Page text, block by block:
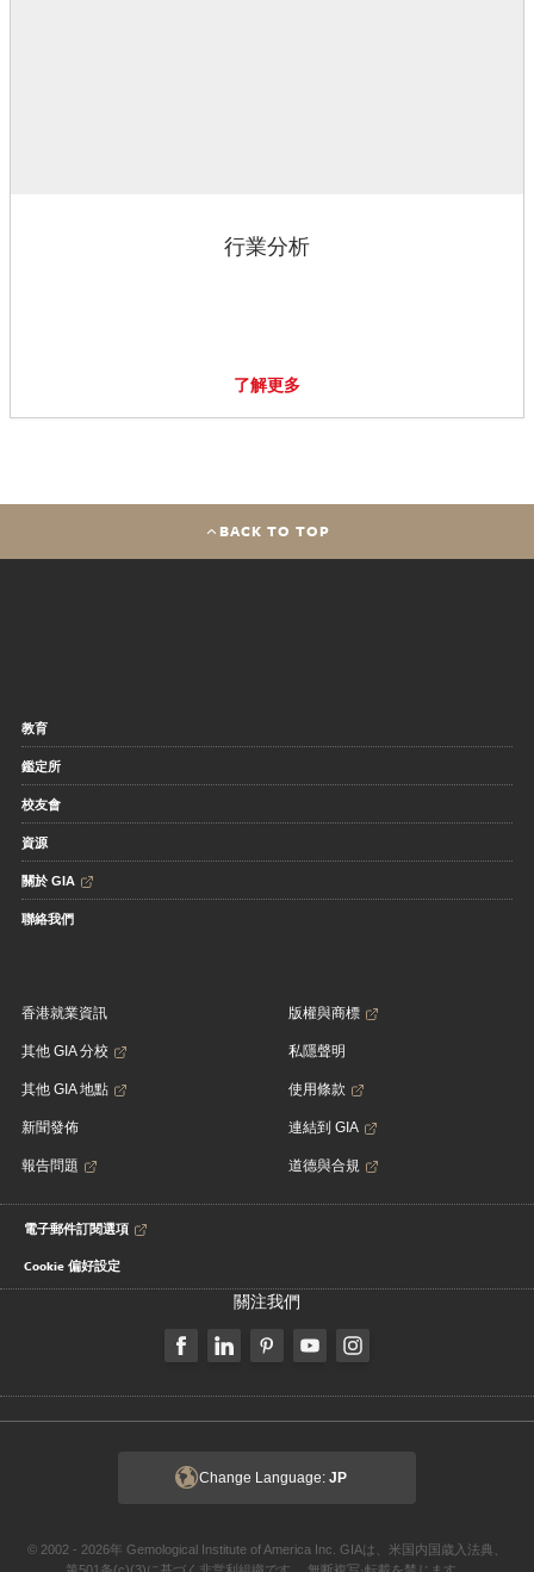
行業分析
了解更多
BACK TO TOP
教育
鑑定所
校友會
資源
關於 GIA
聯絡我們
香港就業資訊
其他 GIA 分校
其他 GIA 地點
新聞發佈
報告問題
版權與商標
私隱聲明
使用條款
連結到 GIA
道德與合規
電子郵件訂閱選項
Cookie 偏好設定
關注我們
Change Language: JP
© 2002 - 2026年 Gemological Institute of America Inc. GIAは、米国内国歳入法典、